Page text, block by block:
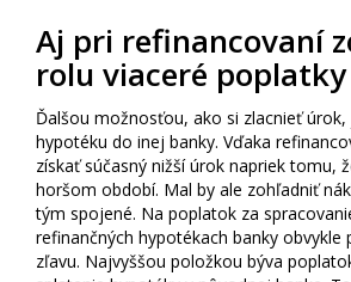
Aj pri refinancovaní
rolu viaceré poplatky
Ďalšou možnosťou, ako si zlacnieť úrok,
hypotéku do inej banky. Vďaka
získať súčasný nižší úrok napriek tomu,
horšom období. Mal by ale zohľadniť
tým spojené. Na poplatok za
refinančných hypotékach banky obvykle
zľavu. Najvyššou položkou býva